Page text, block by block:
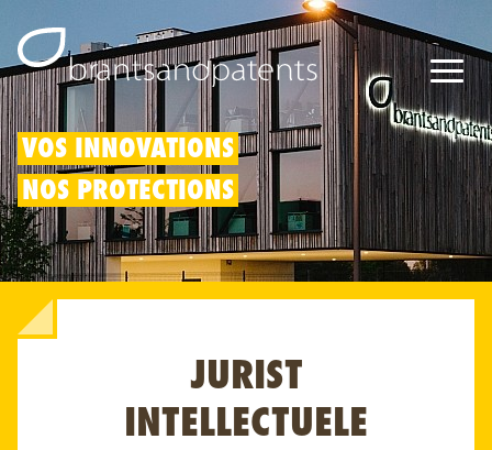
Brevets
Marques
Modèles
À propos de nous
VOS INNOVATIONS
NOS PROTECTIONS
JURIST
INTELLECTUELE